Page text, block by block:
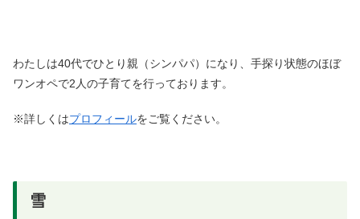
わたしは40代でひとり親（シンパパ）になり、手探り状態のほぼ
ワンオペで2人の子育てを行っております。
※詳しくはプロフィールをご覧ください。
雪